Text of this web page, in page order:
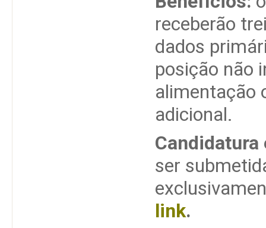
receberão
dados
posição não
alimentação
adicional.
ser
link.